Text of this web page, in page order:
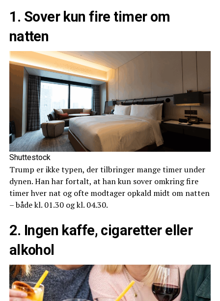
1. Sover kun fire timer om
natten
Shuttestock
Trump er ikke typen, der tilbringer mange timer under
dynen. Han har fortalt, at han kun sover omkring fire
timer hver nat og ofte modtager opkald midt om natten
– både kl. 01.30 og kl. 04.30.
2. Ingen kaffe, cigaretter eller
alkohol